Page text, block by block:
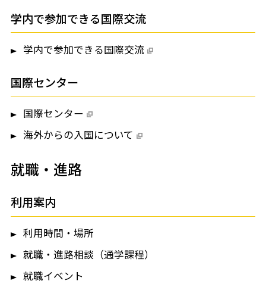
学内で参加できる国際交流
学内で参加できる国際交流
国際センター
国際センター
海外からの入国について
就職・進路
利用案内
利用時間・場所
就職・進路相談（通学課程）
就職イベント